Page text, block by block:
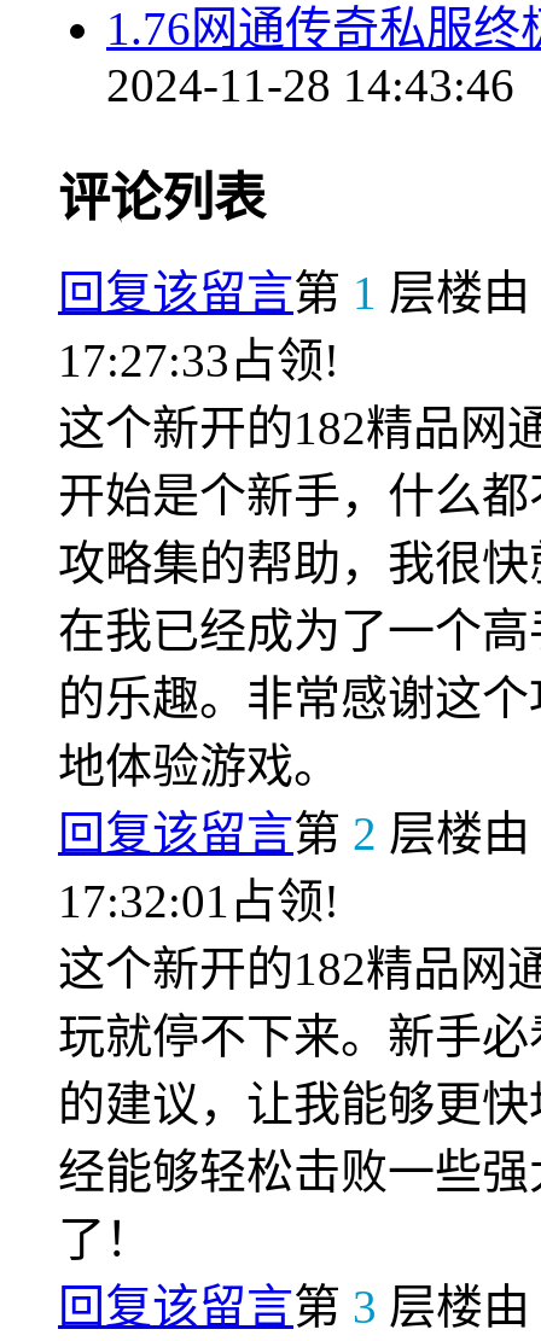
1.76网通传奇私服
2024-11-28 14:43:46
评论列表
回复该留言第 1 层楼由
17:27:33占领!
这个新开的182精品网
开始是个新手，什么
攻略集的帮助，我很
在我已经成为了一个
的乐趣。非常感谢这
地体验游戏。
回复该留言第 2 层楼由
17:32:01占领!
这个新开的182精品网
玩就停不下来。新手
的建议，让我能够更
经能够轻松击败一些
了！
回复该留言第 3 层楼由